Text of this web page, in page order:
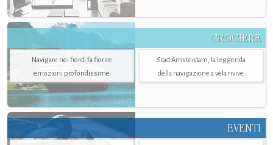
CROCIERE
Navigare nei fiordi fa fiorire
emozioni profondissime
Stad Amsterdam, la leggenda
della navigazione a vela rivive
EVENTI